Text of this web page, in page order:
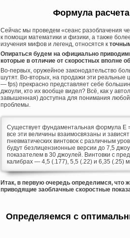
Формула
Сейчас мы проведем «сеанс разоблачения
к помощи математики и физики, а также
изучения мифов и легенд, относятся к
Опираться будем на официально
которые в отличие от скоростных вполне
Во-первых, оружейное законодательство
шутят. Во-вторых, на продажи эти реальные
— fps) прекрасно представляет себе
джоули, кто их вообще видел? Всё, как у
завышенная) доступна для понимания
проблемы.
Существует фундаментальная формула E
все эти величины взаимосвязаны и
пневматических винтовок с различным
будут безлицензионные версии до 7,5
показателем в 30 джоулей. Винтовки с
калибрах — 4,5 (.177), 5,5 (.22) и 6,35 (.25)
Итак, в первую очередь определимся, что
приводящие заоблачные скоростные
Определяемся с